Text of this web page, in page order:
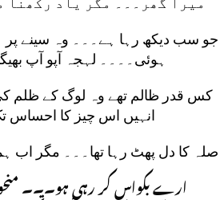
جو سب دیکھ رہا ہے۔۔۔ وہ سینے پر
ہوئی۔۔۔۔ لہجہ آپو آپ
کس قدر ظالم تھے وہ لوگ کے ظلم کی
انہیں اس چیز کا احساس
صلہ کا دل پھٹ رہا تھا۔۔۔ مگر اب
ارے بکواس کر رہی ہو۔۔۔